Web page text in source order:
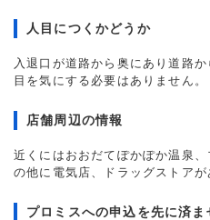
人目につくかどうか
入退口が道路から奥にあり道路
目を気にする必要はありません。
店舗周辺の情報
近くにはおおだてぽかぽか温泉
の他に電気店、ドラッグストアが
プロミスへの申込を先に済